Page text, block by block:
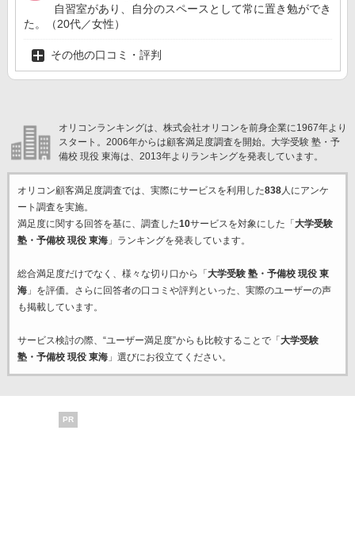
自習室があり、自分のスペースとして常に置き勉ができ
た。（20代／女性）
その他の口コミ・評判
オリコンランキングは、株式会社オリコンを前身企業に1967年より
スタート。2006年からは顧客満足度調査を開始。大学受験 塾・予
備校 現役 東海は、2013年よりランキングを発表しています。
オリコン顧客満足度調査では、実際にサービスを利用した838人にアンケ
ート調査を実施。
満足度に関する回答を基に、調査した10サービスを対象にした「 大学受験
塾・予備校 現役 東海」ランキングを発表しています。
総合満足度だけでなく、様々な切り口から「 大学受験 塾・予備校 現役 東
海」を評価。さらに回答者の口コミや評判といった、実際のユーザーの声
も掲載しています。
サービス検討の際、“ユーザー満足度”からも比較することで「 大学受験
塾・予備校 現役 東海」選びにお役立てください。
PR